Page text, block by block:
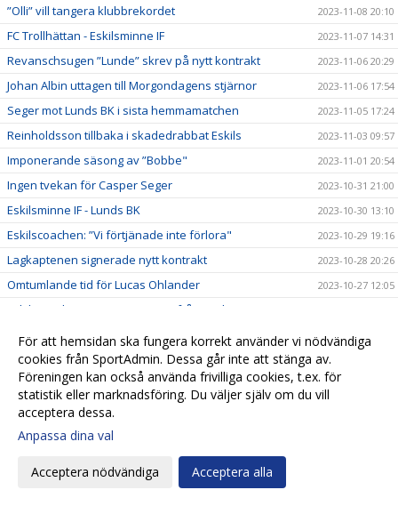
”Olli” vill tangera klubbrekordet 2023-11-08 20:10
FC Trollhättan - Eskilsminne IF 2023-11-07 14:31
Revanschsugen ”Lunde” skrev på nytt kontrakt 2023-11-06 20:29
Johan Albin uttagen till Morgondagens stjärnor 2023-11-06 17:54
Seger mot Lunds BK i sista hemmamatchen 2023-11-05 17:24
Reinholdsson tillbaka i skadedrabbat Eskils 2023-11-03 09:57
Imponerande säsong av ”Bobbe" 2023-11-01 20:54
Ingen tvekan för Casper Seger 2023-10-31 21:00
Eskilsminne IF - Lunds BK 2023-10-30 13:10
Eskilscoachen: ”Vi förtjänade inte förlora" 2023-10-29 19:16
Lagkaptenen signerade nytt kontrakt 2023-10-28 20:26
Omtumlande tid för Lucas Ohlander 2023-10-27 12:05
Eskilscoachen: ”Hoppas räta ut frågetecken"
Josef Getachew fortsätter i Eskils 2023-10-25 09:50
Falkenbergs FF - Eskilsminne IF 2023-10-23 12:30
Ineffektivt Eskils föll igen 2023-10-21 21:30
Eskilscoachen varnar för Ahlafors motivation
Lamin Sarr: ”Nyttigt för mig att spela i Eskils"
Eskils bröt förlustsviten
För att hemsidan ska fungera korrekt använder vi nödvändiga
cookies från SportAdmin. Dessa går inte att stänga av.
Föreningen kan också använda frivilliga cookies, t.ex. för
statistik eller marknadsföring. Du väljer själv om du vill
acceptera dessa.
Anpassa dina val
Acceptera nödvändiga Acceptera alla